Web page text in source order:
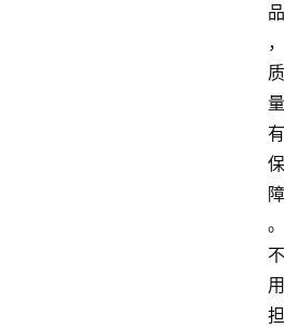
品
，
质
量
有
保
障
。
不
用
担